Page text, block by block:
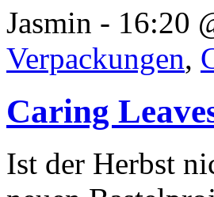
Jasmin - 16:20
Verpackungen,
Caring
Ist der Herbst